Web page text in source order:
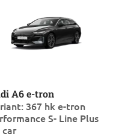
A6 e-tron
367 hk e-tron
S- Line Plus
car